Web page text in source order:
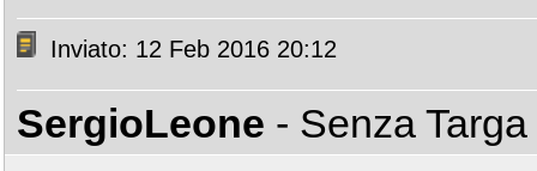
Inviato: 12 Feb 2016 20:12
SergioLeone - Senza Targa